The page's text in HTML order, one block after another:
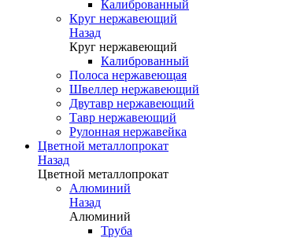
Калиброванный
Круг нержавеющий
Назад
Круг нержавеющий
Калиброванный
Полоса нержавеющая
Швеллер нержавеющий
Двутавр нержавеющий
Тавр нержавеющий
Рулонная нержавейка
Цветной металлопрокат
Назад
Цветной металлопрокат
Алюминий
Назад
Алюминий
Труба